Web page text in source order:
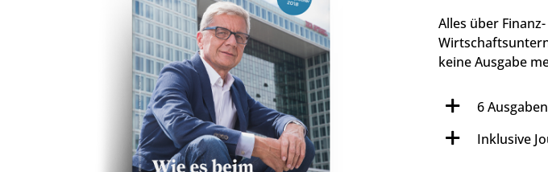
Alles über
keine Ausgabe
6
Inklusive